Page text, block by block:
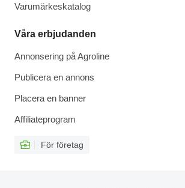
Varumärkeskatalog
Våra erbjudanden
Annonsering på Agroline
Publicera en annons
Placera en banner
Affiliateprogram
För företag